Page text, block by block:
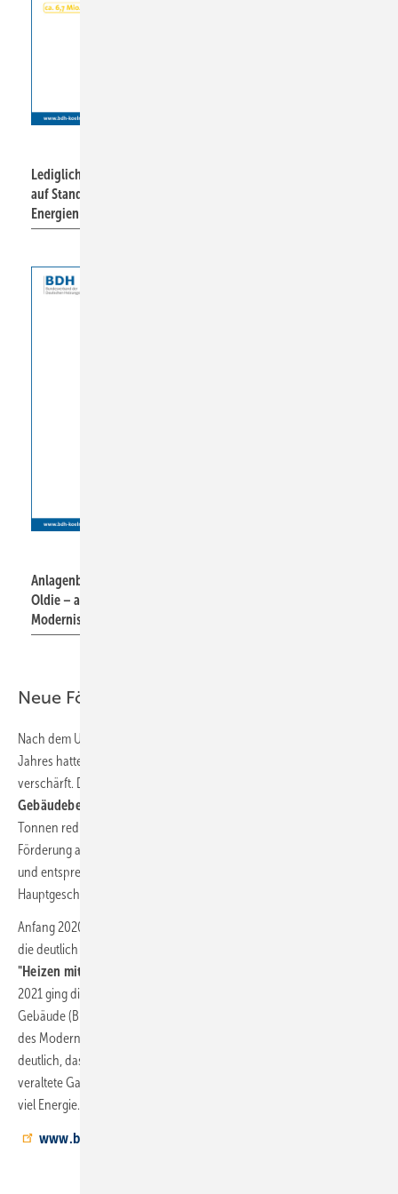
Lediglich 21 Prozent der installierten Anlagen befinden sich
auf Stand der Technik und koppeln gleichzeitig erneuerbare
Energien ein.
Anlagenbestand 2020: Jede zweite deutsche Heizung ein
Oldie – ambitionierte Klimaziele erfordern Verdopplung des
Modernisierungstempos.
Neue Förderkulisse belebt den Markt
Nach dem Urteil des Bundesverfassungsgerichts vom April dieses
Jahres hatte die Bundesregierung die Klimaziele noch einmal
verschärft. Demnach soll bis zum Jahr 2030 der
Gebäudebereich
Tonnen reduziert werden. "Umso wichtiger ist es, die derzeitige
Förderung auch weiterhin für alle Effizienztechnologien fortzusetzen
und entsprechend finanziell auszustatten", sagt Andreas Lücke, BDH-
Hauptgeschäftsführer.
Anfang 2020 hatte die Bundesregierung im Rahmen des Klimapakets
die deutlich
"Heizen mit erneuerbaren Energien"
2021 ging diese in die bis heute gültige Bundesförderung für effiziente
Gebäude (BEG) über und sorgt seitdem für eine spürbare Belebung
des Modernisierungsmarktes. Doch der Blick auf den Bestand macht
deutlich, dass hier noch ein weiter Weg zu gehen ist. 11,3 Millionen
veraltete Gas- und Öl-Heizwertgeräte verbrauchen nach wie vor zu
viel Energie.
www.bdh-koeln.de